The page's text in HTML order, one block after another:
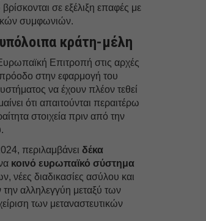
σε εξέλιξη επαφές με
συμφωνιών.
κράτη-μέλη
Επιτροπή στις αρχές
στην εφαρμογή του
να έχουν πλέον τεθεί
ότι απαιτούνται περαιτέρω
στοιχεία πριν από την
περιλαμβάνειδέκα
κοινό ευρωπαϊκό σύστημα
νέες διαδικασίες ασύλου και
αλληλεγγύη μεταξύ των
των μεταναστευτικών